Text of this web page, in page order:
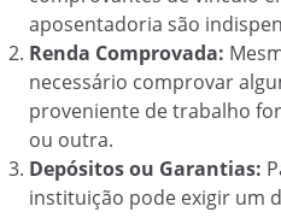
aposentadoria são
Renda Comprovada:
necessário comprovar
proveniente de trabalho
ou outra.
Depósitos ou Garantias:
instituição pode exigir um